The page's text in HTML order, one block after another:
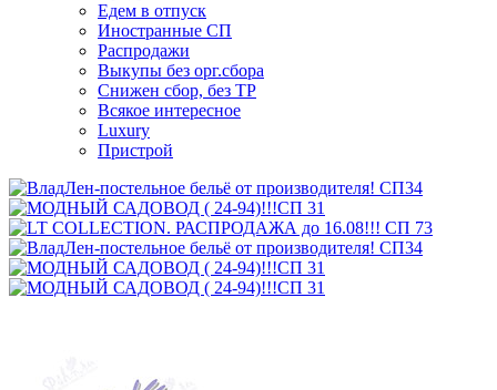
Едем в отпуск
Иностранные СП
Распродажи
Выкупы без орг.сбора
Снижен сбор, без ТР
Всякое интересное
Luxury
Пристрой